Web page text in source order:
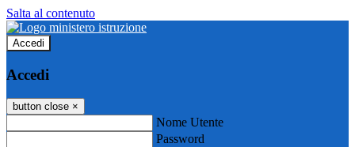
Salta al contenuto
Accedi
Accedi
button close ×
Nome Utente
Password